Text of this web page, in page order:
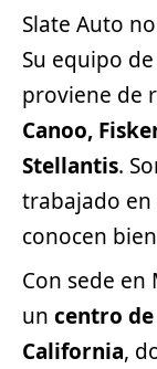
Slate Auto
Su equipo
proviene de
Canoo,
Stellantis.
trabajado en
conocen
Con sede
un centro de
California,